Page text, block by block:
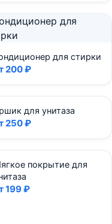
для стирки
200 ₽
для унитаза
250 ₽
покрытие для
199 ₽